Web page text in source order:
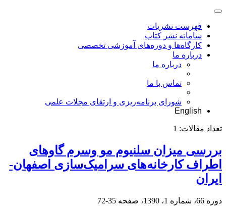
فهرست نشریات
سامانه نشر کتاب
کارگاه‌ها و دوره‌های آموزشی تخصصی
درباره ما
درباره ما
تماس با ما
شورای برنامه‌ریزی و ارتقای مجلات علمی
English
تعداد مقالات: 1
بررسی میزان سلنیوم مو وسرم گاو‌های
اطراف کارخانه‌های سرامیک‌سازی اصفهان‌-‌
ایران
دوره 66، شماره 1، 1390، صفحه 35-72